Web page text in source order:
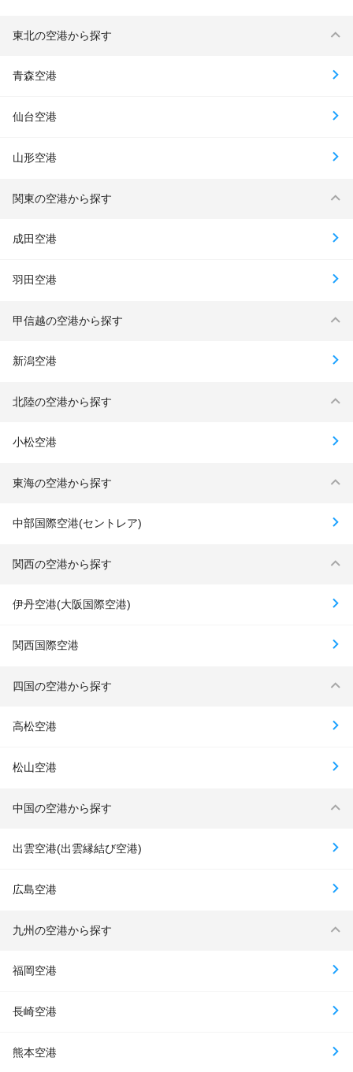
東北の空港から探す
青森空港
仙台空港
山形空港
関東の空港から探す
成田空港
羽田空港
甲信越の空港から探す
新潟空港
北陸の空港から探す
小松空港
東海の空港から探す
中部国際空港(セントレア)
関西の空港から探す
伊丹空港(大阪国際空港)
関西国際空港
四国の空港から探す
高松空港
松山空港
中国の空港から探す
出雲空港(出雲縁結び空港)
広島空港
九州の空港から探す
福岡空港
長崎空港
熊本空港